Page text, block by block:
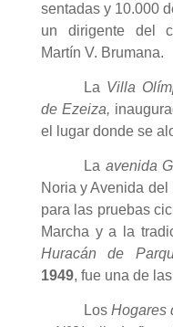
sentadas y 10.000
un dirigente del
Martín V. Brumana.
La Villa
de Ezeiza,
el lugar donde se
La avenida
Noria y Avenida
para las pruebas
Marcha y a la
Huracán de
1949, fue una de
LosHogares